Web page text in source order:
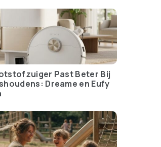
Past Beter Bij
Dreame en Eufy